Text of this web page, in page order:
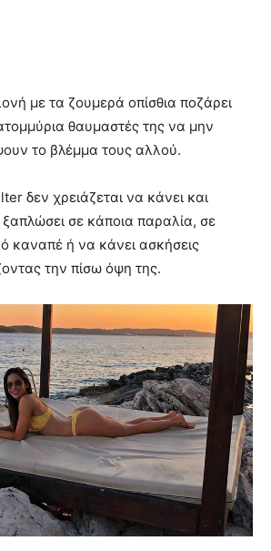
με τα ζουμερά οπίσθια ποζάρει
θαυμαστές της να μην
το βλέμμα τους αλλού.
δεν χρειάζεται να κάνει και
σε κάποια παραλία, σε
καναπέ ή να κάνει ασκήσεις
την πίσω όψη της.